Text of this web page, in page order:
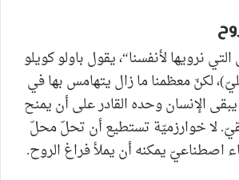
نرويها لأنفسنا“، يقول باولو كويلو
لكنّ معظمنا ما زال يتهامس بها في
الإنسان وحده القادر على أن يمنح
لا خوارزميّة تستطيع أن تحلّ محلّ
اصطناعيّ يمكنه أن يملأ فراغ الروح.